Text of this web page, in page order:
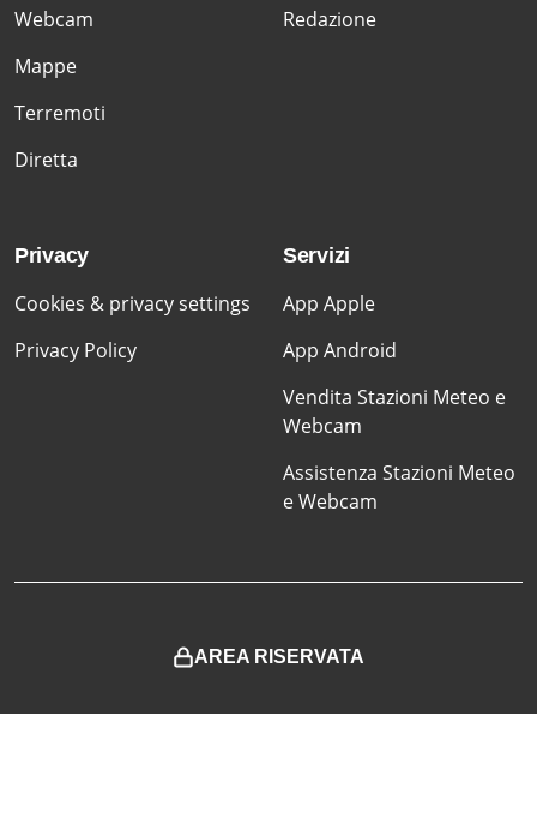
Webcam
Mappe
Terremoti
Diretta
Redazione
Privacy
Cookies & privacy settings
Privacy Policy
Servizi
App Apple
App Android
Vendita Stazioni Meteo e
Webcam
Assistenza Stazioni Meteo
e Webcam
AREA RISERVATA